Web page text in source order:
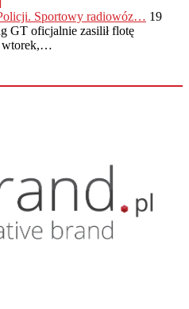
Sportowy radiowóz… 19
GT oficjalnie zasilił flotę
wtorek,…